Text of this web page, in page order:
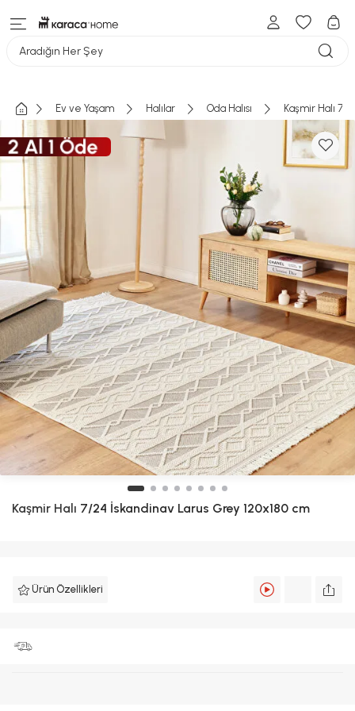
Aradığın Her Şey
Ev ve Yaşam Halılar Oda Halısı Kaşmir Halı 7/
Kaşmir Halı 7/24 İskandinav Larus Grey 120x180 cm
Ürün Özellikleri